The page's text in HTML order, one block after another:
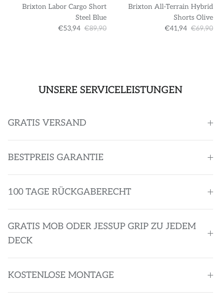
Brixton Labor Cargo Short
Steel Blue
€53,94 €89,90
Brixton All-Terrain Hybrid
Shorts Olive
€41,94 €69,90
UNSERE SERVICELEISTUNGEN
GRATIS VERSAND
BESTPREIS GARANTIE
100 TAGE RÜCKGABERECHT
GRATIS MOB ODER JESSUP GRIP ZU JEDEM
DECK
KOSTENLOSE MONTAGE